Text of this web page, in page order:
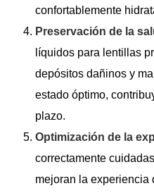
confortablemente
Preservación de la
líquidos para lentillas
depósitos dañinos y
estado óptimo,
plazo.
Optimización de la
correctamente
mejoran la experiencia